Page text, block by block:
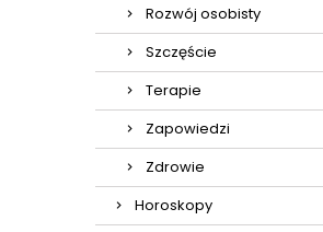
Rozwój osobisty
Szczęście
Terapie
Zapowiedzi
Zdrowie
Horoskopy